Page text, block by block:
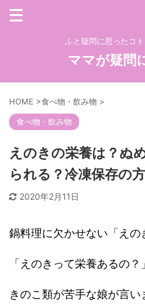
ふと疑問に思ったコト
ママが疑問
HOME >食べ物・飲み物 >
食べ物・飲み物
えのきの栄養は？ぬ
られる？冷凍保存の
2020年2月11日
鍋料理に欠かせない「えの
「えのきって栄養あるの？」
きのこ類が苦手な娘が言い